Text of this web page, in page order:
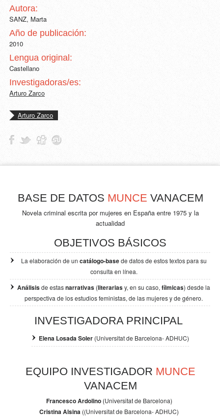
Autora:
SANZ, Marta
Año de publicación:
2010
Lengua original:
Castellano
Investigadoras/es:
Arturo Zarco
Arturo Zarco
BASE DE DATOS MUNCE VANACEM
Novela criminal escrita por mujeres en España entre 1975 y la
actualidad
OBJETIVOS BÁSICOS
La elaboración de un catálogo-basede datos de estos textos para su
consulta en línea.
Análisisde estasnarrativas (literariasy, en su caso, fílmicas) desde la
perspectiva de losestudios feministas, de las mujeres y de género.
INVESTIGADORA PRINCIPAL
Elena Losada Soler (Universitat de Barcelona- ADHUC)
EQUIPO INVESTIGADOR MUNCE
VANACEM
Francesco Ardolino(Universitat de Barcelona)
Cristina Alsina ((Universitat de Barcelona- ADHUC)